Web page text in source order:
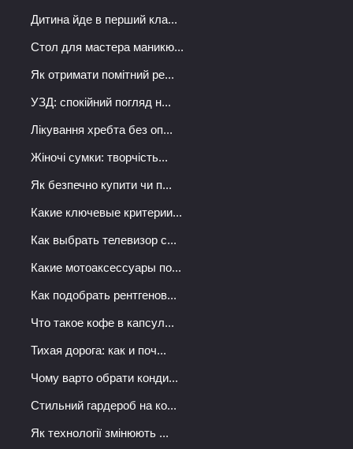
Дитина йде в перший кла...
Стол для мастера маникю...
Як отримати помітний ре...
УЗД: спокійний погляд н...
Лікування хребта без оп...
Жіночі сумки: творчість...
Як безпечно купити чи п...
Какие ключевые критерии...
Как выбрать телевизор с...
Какие мотоаксессуары по...
Как подобрать рентгенов...
Что такое кофе в капсул...
Тихая дорога: как и поч...
Чому варто обрати конди...
Стильний гардероб на ко...
Як технології змінюють ...